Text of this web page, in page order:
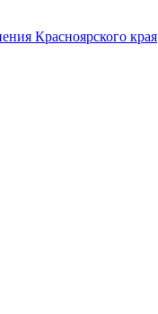
Красноярского края